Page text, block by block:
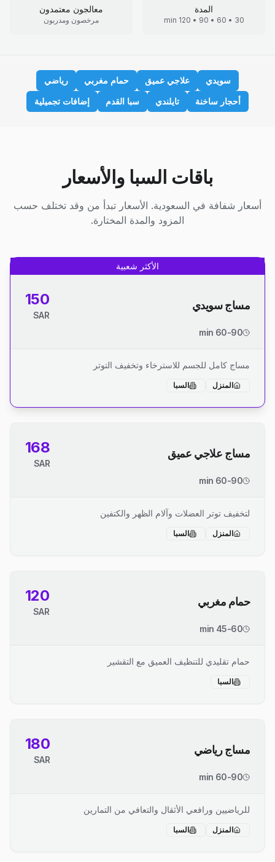
المدة
30 • 60 • 90 • 120 min
معالجون معتمدون
مرخصون ومدربون
سويدي علاجي عميق حمام مغربي
رياضي
أحجار ساخنة
تايلندي سبا القدم إضافات تجميلية
باقات السبا والأسعار
أسعار شفافة في السعودية. الأسعار تبدأ من وقد تختلف حسب
المزود والمدة المختارة.
الأكثر شعبية
مساج سويدي 150
SAR
60-90 min
مساج كامل للجسم للاسترخاء وتخفيف التوتر
المنزل السبا
مساج علاجي عميق 168
SAR
60-90 min
لتخفيف توتر العضلات وآلام الظهر والكتفين
المنزل السبا
حمام مغربي 120
SAR
45-60 min
حمام تقليدي للتنظيف العميق مع التقشير
السبا
مساج رياضي 180
SAR
60-90 min
للرياضيين ورافعي الأثقال والتعافي من التمارين
المنزل السبا